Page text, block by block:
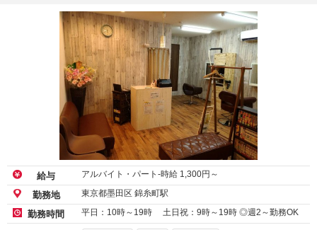
給与 アルバイト・パート-時給 1,300円～
勤務地 東京都墨田区 錦糸町駅
勤務時間 平日：10時～19時 土日祝：9時～19時 ◎週2～勤務OK